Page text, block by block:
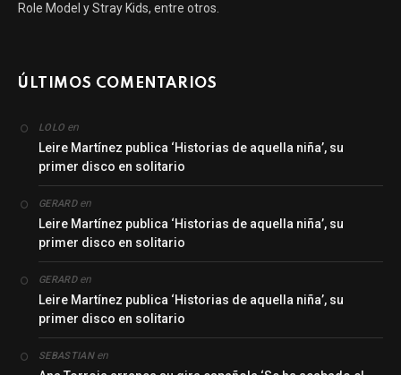
Role Model y Stray Kids, entre otros.
ÚLTIMOS COMENTARIOS
LOLO en
Leire Martínez publica ‘Historias de aquella niña’, su
primer disco en solitario
GERARDen
Leire Martínez publica ‘Historias de aquella niña’, su
primer disco en solitario
GERARDen
Leire Martínez publica ‘Historias de aquella niña’, su
primer disco en solitario
SEBASTIANen